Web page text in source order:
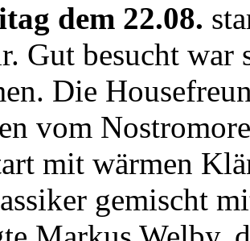
dem 22.08.
Gut besucht war
Die
vom
mit wärmen
gemischt